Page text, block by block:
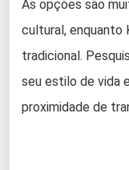
As opções são
cultural, enquanto
tradicional.
seu estilo de vida
proximidade de